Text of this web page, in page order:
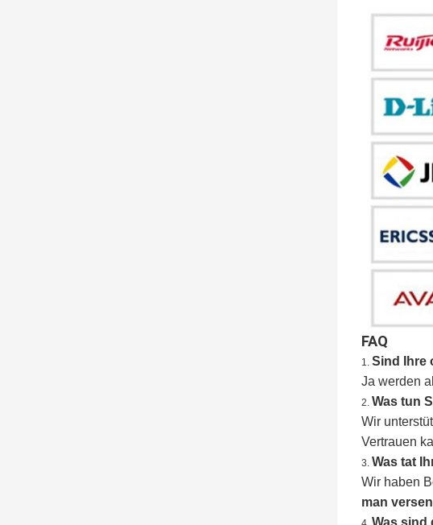
FAQ
1. Sind Ihre
Ja werden
2. Was tun
Wir
Vertrauen
3. Was tat
Wir haben
man
Was sind